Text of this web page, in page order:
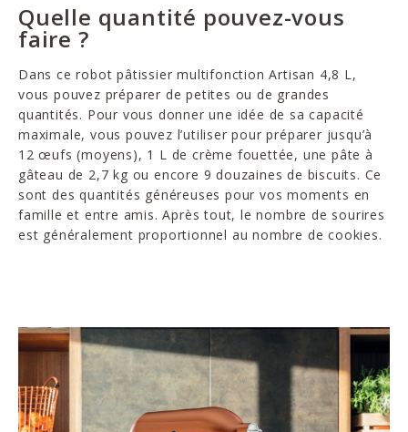
Quelle quantité pouvez-vous
faire ?
Dans ce robot pâtissier multifonction Artisan 4,8 L,
vous pouvez préparer de petites ou de grandes
quantités. Pour vous donner une idée de sa capacité
maximale, vous pouvez l’utiliser pour préparer jusqu’à
12 œufs (moyens), 1 L de crème fouettée, une pâte à
gâteau de 2,7 kg ou encore 9 douzaines de biscuits. Ce
sont des quantités généreuses pour vos moments en
famille et entre amis. Après tout, le nombre de sourires
est généralement proportionnel au nombre de cookies.